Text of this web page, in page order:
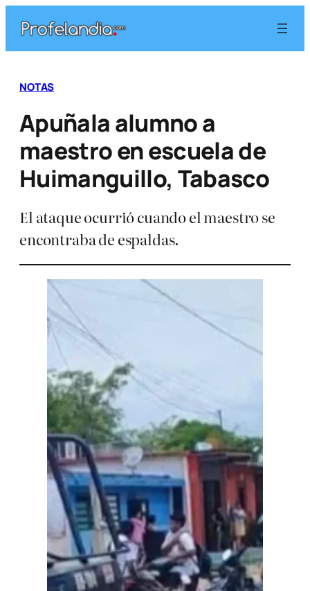
contenido
NOTAS
Apuñala alumno a
maestro en escuela de
Huimanguillo, Tabasco
El ataque ocurrió cuando el maestro se
encontraba de espaldas.